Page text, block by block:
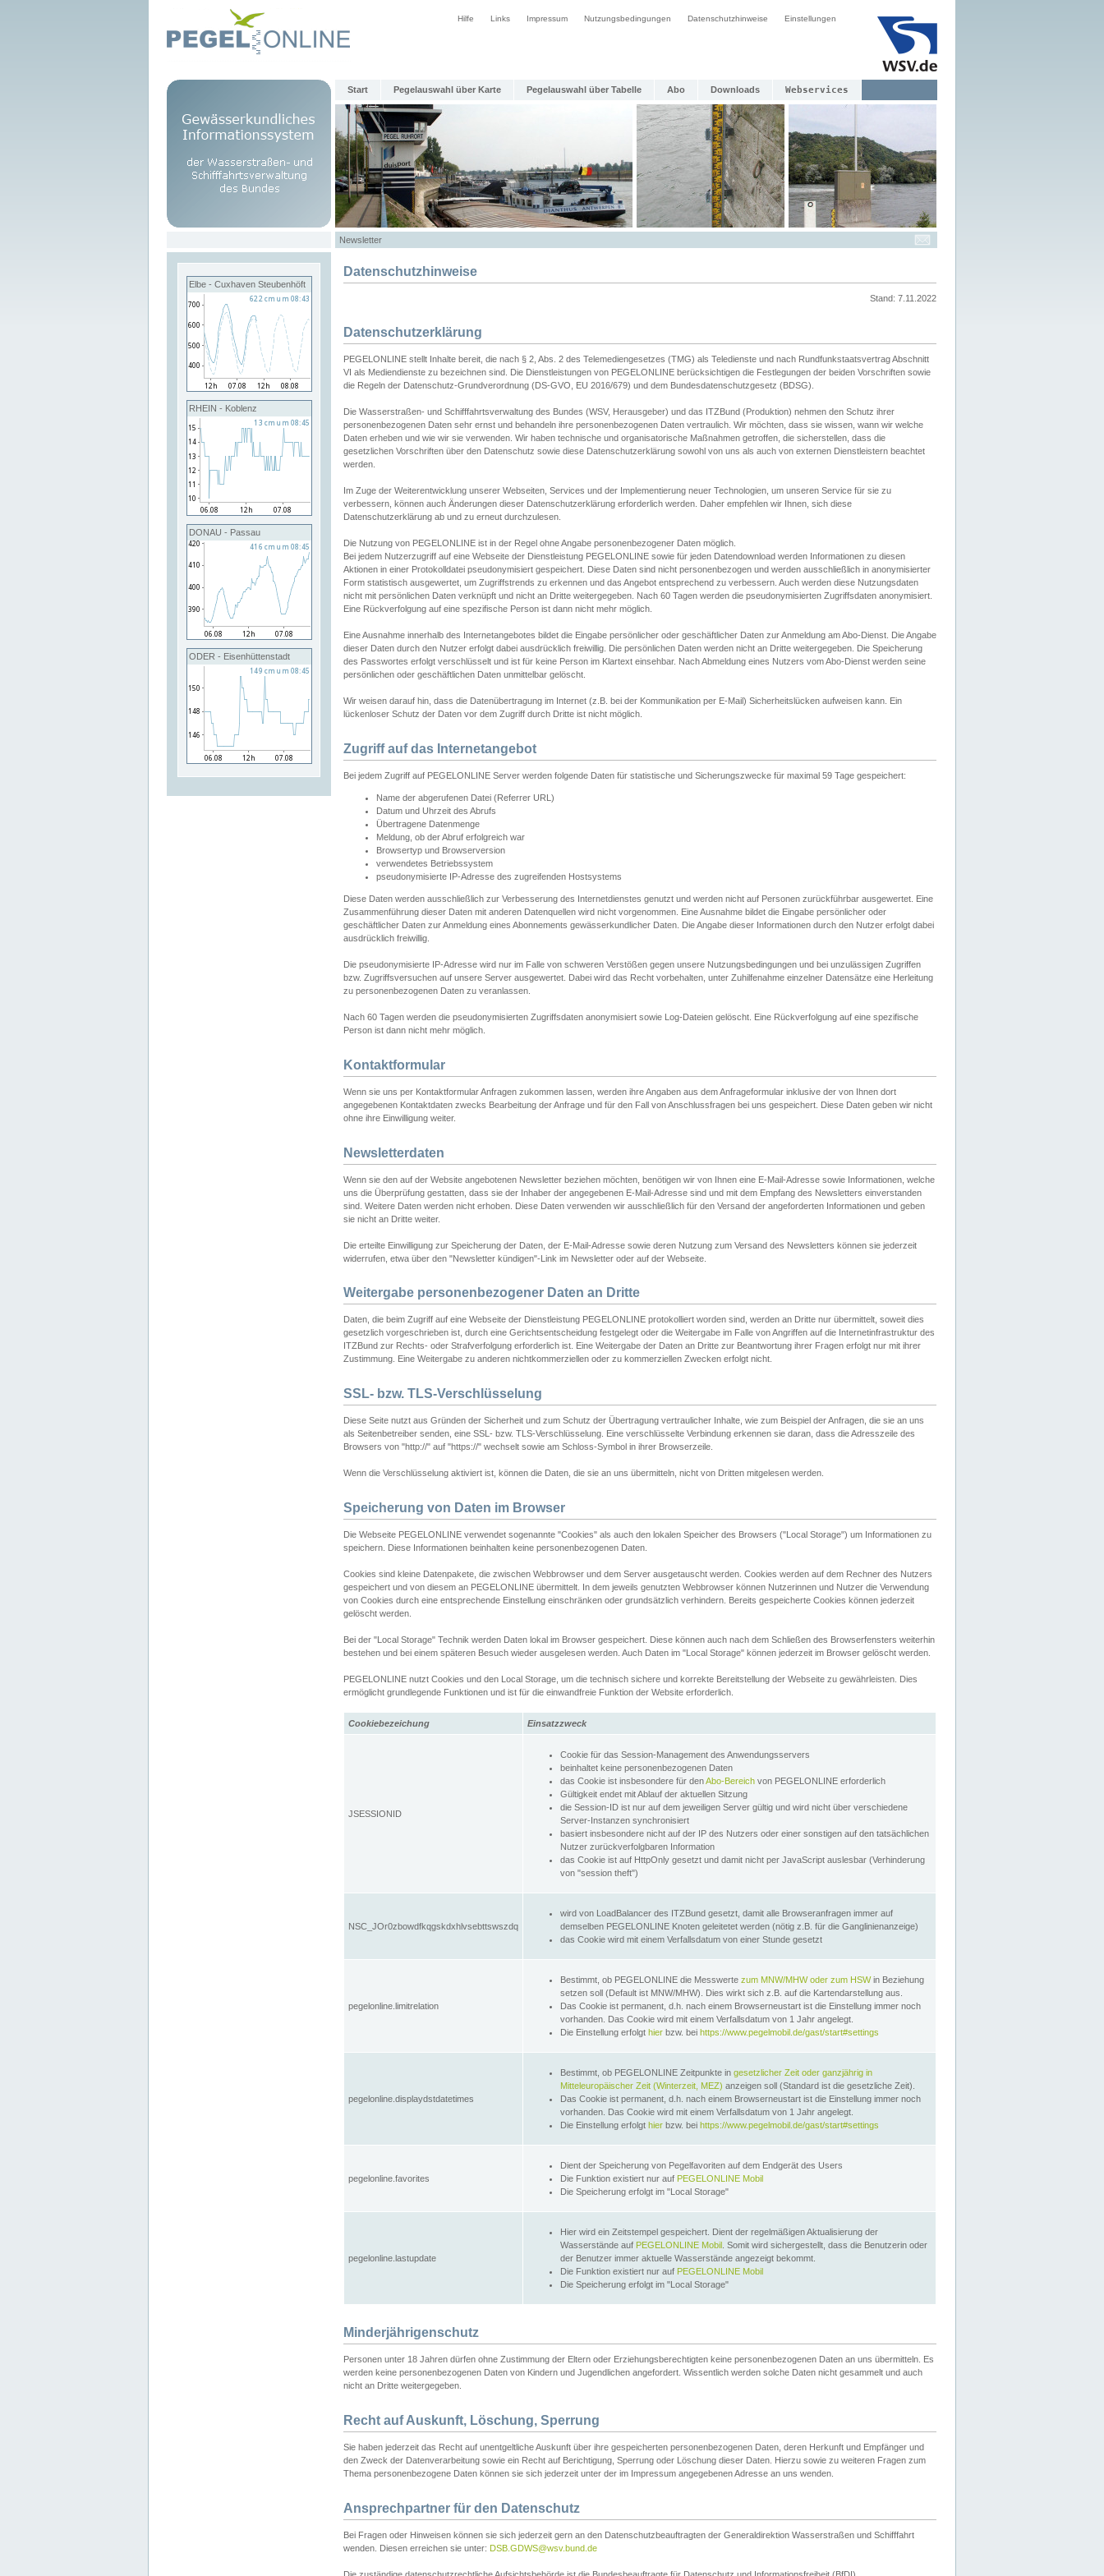
Hilfe Links Impressum Nutzungsbedingungen Datenschutzhinweise Einstellungen
Start Pegelauswahl über Karte Pegelauswahl über Tabelle Abo Downloads Webservices
Newsletter
Elbe - Cuxhaven Steubenhöft
RHEIN - Koblenz
DONAU - Passau
ODER - Eisenhüttenstadt
Datenschutzhinweise
Stand: 7.11.2022
Datenschutzerklärung
PEGELONLINE stellt Inhalte bereit, die nach § 2, Abs. 2 des Telemediengesetzes (TMG) als Teledienste und nach Rundfunkstaatsvertrag Abschnitt
VI als Mediendienste zu bezeichnen sind. Die Dienstleistungen von PEGELONLINE berücksichtigen die Festlegungen der beiden Vorschriften sowie
die Regeln der Datenschutz-Grundverordnung (DS-GVO, EU 2016/679) und dem Bundesdatenschutzgesetz (BDSG).
Die Wasserstraßen- und Schifffahrtsverwaltung des Bundes (WSV, Herausgeber) und das ITZBund (Produktion) nehmen den Schutz ihrer
personenbezogenen Daten sehr ernst und behandeln ihre personenbezogenen Daten vertraulich. Wir möchten, dass sie wissen, wann wir welche
Daten erheben und wie wir sie verwenden. Wir haben technische und organisatorische Maßnahmen getroffen, die sicherstellen, dass die
gesetzlichen Vorschriften über den Datenschutz sowie diese Datenschutzerklärung sowohl von uns als auch von externen Dienstleistern beachtet
werden.
Im Zuge der Weiterentwicklung unserer Webseiten, Services und der Implementierung neuer Technologien, um unseren Service für sie zu
verbessern, können auch Änderungen dieser Datenschutzerklärung erforderlich werden. Daher empfehlen wir Ihnen, sich diese
Datenschutzerklärung ab und zu erneut durchzulesen.
Die Nutzung von PEGELONLINE ist in der Regel ohne Angabe personenbezogener Daten möglich.
Bei jedem Nutzerzugriff auf eine Webseite der Dienstleistung PEGELONLINE sowie für jeden Datendownload werden Informationen zu diesen
Aktionen in einer Protokolldatei pseudonymisiert gespeichert. Diese Daten sind nicht personenbezogen und werden ausschließlich in anonymisierter
Form statistisch ausgewertet, um Zugriffstrends zu erkennen und das Angebot entsprechend zu verbessern. Auch werden diese Nutzungsdaten
nicht mit persönlichen Daten verknüpft und nicht an Dritte weitergegeben. Nach 60 Tagen werden die pseudonymisierten Zugriffsdaten anonymisiert.
Eine Rückverfolgung auf eine spezifische Person ist dann nicht mehr möglich.
Eine Ausnahme innerhalb des Internetangebotes bildet die Eingabe persönlicher oder geschäftlicher Daten zur Anmeldung am Abo-Dienst. Die Angabe
dieser Daten durch den Nutzer erfolgt dabei ausdrücklich freiwillig. Die persönlichen Daten werden nicht an Dritte weitergegeben. Die Speicherung
des Passwortes erfolgt verschlüsselt und ist für keine Person im Klartext einsehbar. Nach Abmeldung eines Nutzers vom Abo-Dienst werden seine
persönlichen oder geschäftlichen Daten unmittelbar gelöscht.
Wir weisen darauf hin, dass die Datenübertragung im Internet (z.B. bei der Kommunikation per E-Mail) Sicherheitslücken aufweisen kann. Ein
lückenloser Schutz der Daten vor dem Zugriff durch Dritte ist nicht möglich.
Zugriff auf das Internetangebot
Bei jedem Zugriff auf PEGELONLINE Server werden folgende Daten für statistische und Sicherungszwecke für maximal 59 Tage gespeichert:
Name der abgerufenen Datei (Referrer URL)
Datum und Uhrzeit des Abrufs
Übertragene Datenmenge
Meldung, ob der Abruf erfolgreich war
Browsertyp und Browserversion
verwendetes Betriebssystem
pseudonymisierte IP-Adresse des zugreifenden Hostsystems
Diese Daten werden ausschließlich zur Verbesserung des Internetdienstes genutzt und werden nicht auf Personen zurückführbar ausgewertet. Eine
Zusammenführung dieser Daten mit anderen Datenquellen wird nicht vorgenommen. Eine Ausnahme bildet die Eingabe persönlicher oder
geschäftlicher Daten zur Anmeldung eines Abonnements gewässerkundlicher Daten. Die Angabe dieser Informationen durch den Nutzer erfolgt dabei
ausdrücklich freiwillig.
Die pseudonymisierte IP-Adresse wird nur im Falle von schweren Verstößen gegen unsere Nutzungsbedingungen und bei unzulässigen Zugriffen
bzw. Zugriffsversuchen auf unsere Server ausgewertet. Dabei wird das Recht vorbehalten, unter Zuhilfenahme einzelner Datensätze eine Herleitung
zu personenbezogenen Daten zu veranlassen.
Nach 60 Tagen werden die pseudonymisierten Zugriffsdaten anonymisiert sowie Log-Dateien gelöscht. Eine Rückverfolgung auf eine spezifische
Person ist dann nicht mehr möglich.
Kontaktformular
Wenn sie uns per Kontaktformular Anfragen zukommen lassen, werden ihre Angaben aus dem Anfrageformular inklusive der von Ihnen dort
angegebenen Kontaktdaten zwecks Bearbeitung der Anfrage und für den Fall von Anschlussfragen bei uns gespeichert. Diese Daten geben wir nicht
ohne ihre Einwilligung weiter.
Newsletterdaten
Wenn sie den auf der Website angebotenen Newsletter beziehen möchten, benötigen wir von Ihnen eine E-Mail-Adresse sowie Informationen, welche
uns die Überprüfung gestatten, dass sie der Inhaber der angegebenen E-Mail-Adresse sind und mit dem Empfang des Newsletters einverstanden
sind. Weitere Daten werden nicht erhoben. Diese Daten verwenden wir ausschließlich für den Versand der angeforderten Informationen und geben
sie nicht an Dritte weiter.
Die erteilte Einwilligung zur Speicherung der Daten, der E-Mail-Adresse sowie deren Nutzung zum Versand des Newsletters können sie jederzeit
widerrufen, etwa über den "Newsletter kündigen"-Link im Newsletter oder auf der Webseite.
Weitergabe personenbezogener Daten an Dritte
Daten, die beim Zugriff auf eine Webseite der Dienstleistung PEGELONLINE protokolliert worden sind, werden an Dritte nur übermittelt, soweit dies
gesetzlich vorgeschrieben ist, durch eine Gerichtsentscheidung festgelegt oder die Weitergabe im Falle von Angriffen auf die Internetinfrastruktur des
ITZBund zur Rechts- oder Strafverfolgung erforderlich ist. Eine Weitergabe der Daten an Dritte zur Beantwortung ihrer Fragen erfolgt nur mit ihrer
Zustimmung. Eine Weitergabe zu anderen nichtkommerziellen oder zu kommerziellen Zwecken erfolgt nicht.
SSL- bzw. TLS-Verschlüsselung
Diese Seite nutzt aus Gründen der Sicherheit und zum Schutz der Übertragung vertraulicher Inhalte, wie zum Beispiel der Anfragen, die sie an uns
als Seitenbetreiber senden, eine SSL- bzw. TLS-Verschlüsselung. Eine verschlüsselte Verbindung erkennen sie daran, dass die Adresszeile des
Browsers von "http://" auf "https://" wechselt sowie am Schloss-Symbol in ihrer Browserzeile.
Wenn die Verschlüsselung aktiviert ist, können die Daten, die sie an uns übermitteln, nicht von Dritten mitgelesen werden.
Speicherung von Daten im Browser
Die Webseite PEGELONLINE verwendet sogenannte "Cookies" als auch den lokalen Speicher des Browsers ("Local Storage") um Informationen zu
speichern. Diese Informationen beinhalten keine personenbezogenen Daten.
Cookies sind kleine Datenpakete, die zwischen Webbrowser und dem Server ausgetauscht werden. Cookies werden auf dem Rechner des Nutzers
gespeichert und von diesem an PEGELONLINE übermittelt. In dem jeweils genutzten Webbrowser können Nutzerinnen und Nutzer die Verwendung
von Cookies durch eine entsprechende Einstellung einschränken oder grundsätzlich verhindern. Bereits gespeicherte Cookies können jederzeit
gelöscht werden.
Bei der "Local Storage" Technik werden Daten lokal im Browser gespeichert. Diese können auch nach dem Schließen des Browserfensters weiterhin
bestehen und bei einem späteren Besuch wieder ausgelesen werden. Auch Daten im "Local Storage" können jederzeit im Browser gelöscht werden.
PEGELONLINE nutzt Cookies und den Local Storage, um die technisch sichere und korrekte Bereitstellung der Webseite zu gewährleisten. Dies
ermöglicht grundlegende Funktionen und ist für die einwandfreie Funktion der Website erforderlich.
Cookiebezeichung Einsatzzweck
JSESSIONID
Cookie für das Session-Management des Anwendungsservers
beinhaltet keine personenbezogenen Daten
das Cookie ist insbesondere für denAbo-Bereich von PEGELONLINE erforderlich
Gültigkeit endet mit Ablauf der aktuellen Sitzung
die Session-ID ist nur auf dem jeweiligen Server gültig und wird nicht über verschiedene
Server-Instanzen synchronisiert
basiert insbesondere nicht auf der IP des Nutzers oder einer sonstigen auf den tatsächlichen
Nutzer zurückverfolgbaren Information
das Cookie ist auf HttpOnly gesetzt und damit nicht per JavaScript auslesbar (Verhinderung
von "session theft")
NSC_JOr0zbowdfkqgskdxhlvsebttswszdq
wird von LoadBalancer des ITZBund gesetzt, damit alle Browseranfragen immer auf
demselben PEGELONLINE Knoten geleitetet werden (nötig z.B. für die Ganglinienanzeige)
das Cookie wird mit einem Verfallsdatum von einer Stunde gesetzt
pegelonline.limitrelation
Bestimmt, ob PEGELONLINE die Messwerte zum MNW/MHW oder zum HSWin Beziehung
setzen soll (Default ist MNW/MHW). Dies wirkt sich z.B. auf die Kartendarstellung aus.
Das Cookie ist permanent, d.h. nach einem Browserneustart ist die Einstellung immer noch
vorhanden. Das Cookie wird mit einem Verfallsdatum von 1 Jahr angelegt.
Die Einstellung erfolgt hier bzw. bei https://www.pegelmobil.de/gast/start#settings
pegelonline.displaydstdatetimes
Bestimmt, ob PEGELONLINE Zeitpunkte in gesetzlicher Zeit oder ganzjährig in
Mitteleuropäischer Zeit (Winterzeit, MEZ) anzeigen soll (Standard ist die gesetzliche Zeit).
Das Cookie ist permanent, d.h. nach einem Browserneustart ist die Einstellung immer noch
vorhanden. Das Cookie wird mit einem Verfallsdatum von 1 Jahr angelegt.
Die Einstellung erfolgt hier bzw. bei https://www.pegelmobil.de/gast/start#settings
pegelonline.favorites
Dient der Speicherung von Pegelfavoriten auf dem Endgerät des Users
Die Funktion existiert nur auf PEGELONLINE Mobil
Die Speicherung erfolgt im "Local Storage"
pegelonline.lastupdate
Hier wird ein Zeitstempel gespeichert. Dient der regelmäßigen Aktualisierung der
Wasserstände auf PEGELONLINE Mobil . Somit wird sichergestellt, dass die Benutzerin oder
der Benutzer immer aktuelle Wasserstände angezeigt bekommt.
Die Funktion existiert nur auf PEGELONLINE Mobil
Die Speicherung erfolgt im "Local Storage"
Minderjährigenschutz
Personen unter 18 Jahren dürfen ohne Zustimmung der Eltern oder Erziehungsberechtigten keine personenbezogenen Daten an uns übermitteln. Es
werden keine personenbezogenen Daten von Kindern und Jugendlichen angefordert. Wissentlich werden solche Daten nicht gesammelt und auch
nicht an Dritte weitergegeben.
Recht auf Auskunft, Löschung, Sperrung
Sie haben jederzeit das Recht auf unentgeltliche Auskunft über ihre gespeicherten personenbezogenen Daten, deren Herkunft und Empfänger und
den Zweck der Datenverarbeitung sowie ein Recht auf Berichtigung, Sperrung oder Löschung dieser Daten. Hierzu sowie zu weiteren Fragen zum
Thema personenbezogene Daten können sie sich jederzeit unter der im Impressum angegebenen Adresse an uns wenden.
Ansprechpartner für den Datenschutz
Bei Fragen oder Hinweisen können sie sich jederzeit gern an den Datenschutzbeauftragten der Generaldirektion Wasserstraßen und Schifffahrt
wenden. Diesen erreichen sie unter: DSB.GDWS@wsv.bund.de